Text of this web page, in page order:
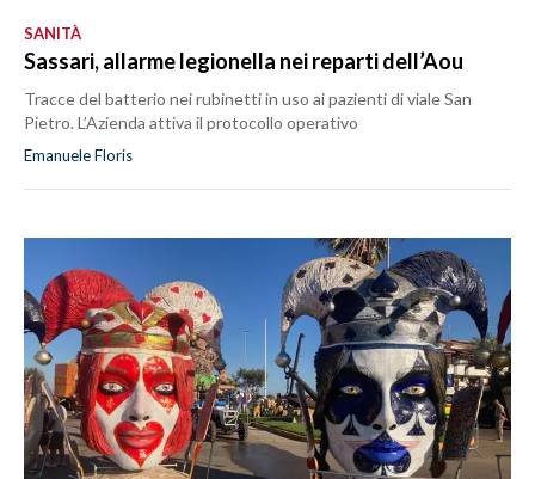
SANITÀ
Sassari, allarme legionella nei reparti dell’Aou
Tracce del batterio nei rubinetti in uso ai pazienti di viale San
Pietro. L’Azienda attiva il protocollo operativo
Emanuele Floris